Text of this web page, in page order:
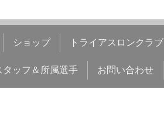
ショップ トライアスロンクラブ
タッフ＆所属選手 お問い合わせ